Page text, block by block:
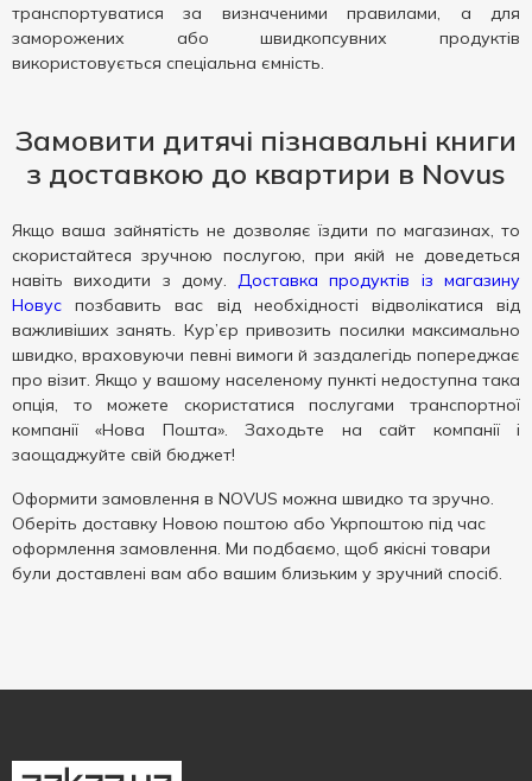
транспортуватися за визначеними правилами, а для
заморожених або швидкопсувних продуктів
використовується спеціальна ємність.
Замовити дитячі пізнавальні книги
з доставкою до квартири в Novus
Якщо ваша зайнятість не дозволяє їздити по магазинах, то
скористайтеся зручною послугою, при якій не доведеться
навіть виходити з дому.Доставка продуктів із магазину
Новус позбавить вас від необхідності відволікатися від
важливіших занять. Кур’єр привозить посилки максимально
швидко, враховуючи певні вимоги й заздалегідь попереджає
про візит. Якщо у вашому населеному пункті недоступна така
опція, то можете скористатися послугами транспортної
компанії «Нова Пошта». Заходьте на сайт компанії і
заощаджуйте свій бюджет!
Оформити замовлення в NOVUS можна швидко та зручно.
Оберіть доставку Новою поштою або Укрпоштою під час
оформлення замовлення. Ми подбаємо, щоб якісні товари
були доставлені вам або вашим близьким у зручний спосіб.